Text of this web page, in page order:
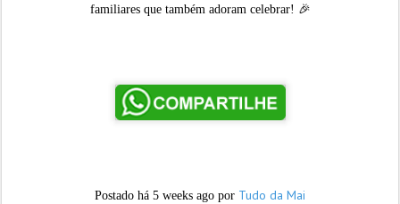
familiares que também adoram celebrar! 🎉
Postado há 5 weeks ago por Tudo da Mai